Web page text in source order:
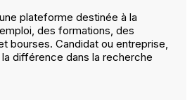
plateforme destinée à la
des formations, des
bourses. Candidat ou entreprise,
différence dans la recherche